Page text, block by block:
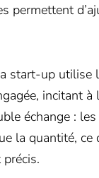
permettent
start-up utilise
incitant
échange :
la quantité,